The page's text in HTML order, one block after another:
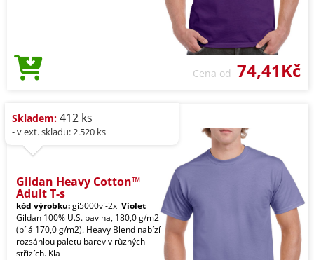
Cena od 74,41Kč
Skladem: 412 ks
- v ext. skladu: 2.520 ks
Gildan Heavy Cotton™
Adult T-s
kód výrobku:gi5000vi-2xl Violet
Gildan 100% U.S. bavlna, 180,0 g/m2
(bílá 170,0 g/m2). Heavy Blend nabízí
rozsáhlou paletu barev v různých
střizích. Kla